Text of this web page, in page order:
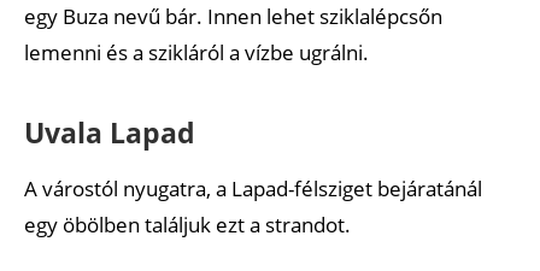
egy Buza nevű bár. Innen lehet sziklalépcsőn
lemenni és a szikláról a vízbe ugrálni.
Uvala Lapad
A várostól nyugatra, a Lapad-félsziget bejáratánál
egy öbölben találjuk ezt a strandot.